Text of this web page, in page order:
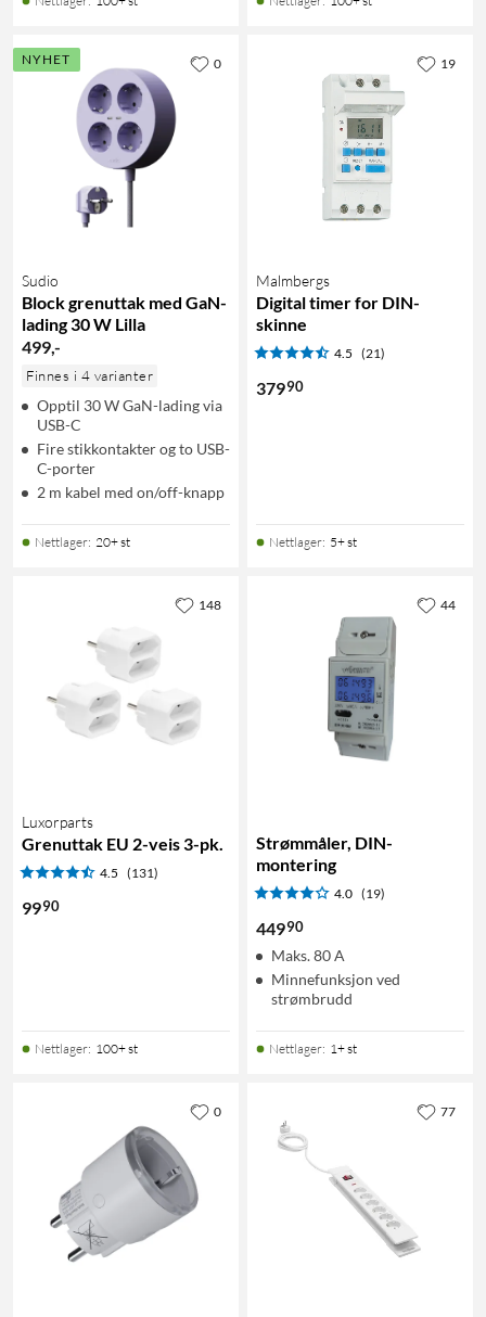
NYHET
Sudio
Block grenuttak med GaN-
lading 30 W Lilla
499,-
Finnes i 4 varianter
Opptil 30 W GaN-lading via
USB-C
Fire stikkontakter og to USB-
C-porter
2 m kabel med on/off-knapp
Nettlager: 20+ st
0
Malmbergs
Digital timer for DIN-
skinne
4.5 (21)
37990
Nettlager: 5+ st
19
Luxorparts
Grenuttak EU 2-veis 3-pk.
4.5 (131)
9990
Nettlager: 100+ st
148
Strømmåler, DIN-
montering
4.0 (19)
44990
Maks. 80 A
Minnefunksjon ved
strømbrudd
Nettlager: 1+ st
44
0 77